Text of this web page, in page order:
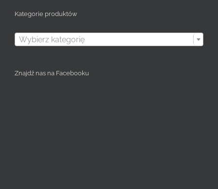
Kategorie produktów
Wybierz kategorię
Znajdź nas na Facebooku